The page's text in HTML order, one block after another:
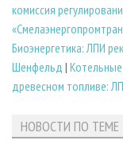
комиссия
Биоэнергетика: ЛПИ
Шенфельд |
древесном топливе:
НОВОСТИ ПО ТЕМЕ